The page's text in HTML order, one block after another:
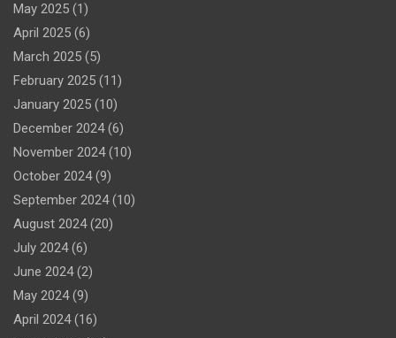
May 2025 (1)
April 2025 (6)
March 2025 (5)
February 2025 (11)
January 2025 (10)
December 2024(6)
November 2024(10)
October 2024(9)
September 2024(10)
August 2024(20)
July 2024(6)
June 2024(2)
May 2024(9)
April 2024(16)